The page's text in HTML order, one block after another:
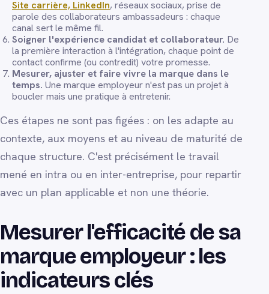
Site carrière, LinkedIn, réseaux sociaux, prise de
parole des collaborateurs ambassadeurs : chaque
canal sert le même fil.
Soigner l'expérience candidat et collaborateur. De
la première interaction à l'intégration, chaque point de
contact confirme (ou contredit) votre promesse.
Mesurer, ajuster et faire vivre la marque dans le
temps. Une marque employeur n'est pas un projet à
boucler mais une pratique à entretenir.
Ces étapes ne sont pas figées : on les adapte au
contexte, aux moyens et au niveau de maturité de
chaque structure. C'est précisément le travail
mené en intra ou en inter-entreprise, pour repartir
avec un plan applicable et non une théorie.
Mesurer l'efficacité de sa
marque employeur : les
indicateurs clés